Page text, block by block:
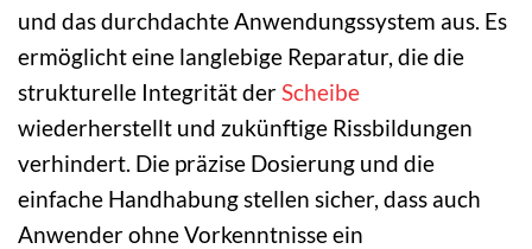
und das durchdachte Anwendungssystem aus. Es
ermöglicht eine langlebige Reparatur, die die
strukturelle Integrität derScheibe
wiederherstellt und zukünftige Rissbildungen
verhindert. Die präzise Dosierung und die
einfache Handhabung stellen sicher, dass auch
Anwender ohne Vorkenntnisse ein